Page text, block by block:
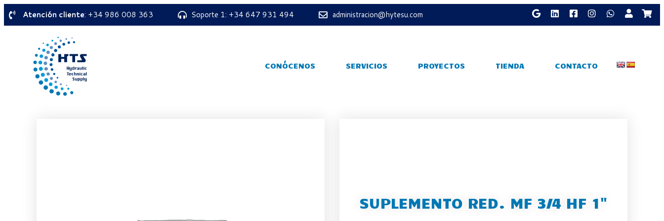
Atención cliente: +34 986 008 363 Soporte 1: +34 647 931 494 administracion@hytesu.com
CONÓCENOS SERVICIOS PROYECTOS TIENDA CONTACTO
SUPLEMENTO RED. MF 3/4 HF 1"